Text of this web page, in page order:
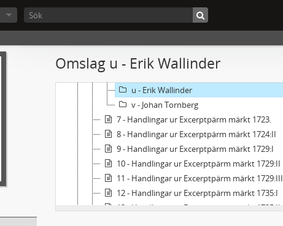
Omslag u - Erik Wallinder
q - Tolklön
r - Johan Laestadius
s - Erik Sjöberg
u - Erik Wallinder
v - Johan Tornberg
7 - Handlingar ur Excerptpärm märkt 1723.
8 - Handlingar ur Excerptpärm märkt 1724:II
9 - Handlingar ur Excerptpärm märkt 1729:I
10 - Handlingar ur Excerptpärm märkt 1729:II
11 - Handlingar ur Excerptpärm märkt 1729:III
12 - Handlingar ur Excerptpärm märkt 1735:I
13 - Handlingar ur Excerptpärm märkt 1735:II